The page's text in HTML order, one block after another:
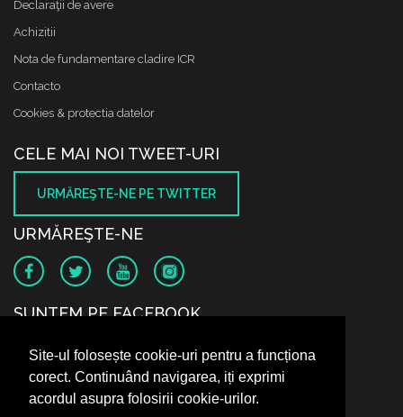
Site-ul folosește cookie-uri pentru a funcționa
corect. Continuând navigarea, iți exprimi
acordul asupra folosirii cookie-urilor.
Declaraţii de avere
Achizitii
Nota de fundamentare cladire ICR
Contacto
Cookies & protectia datelor
CELE MAI NOI TWEET-URI
URMĂREŞTE-NE PE TWITTER
URMĂREŞTE-NE
SUNTEM PE FACEBOOK